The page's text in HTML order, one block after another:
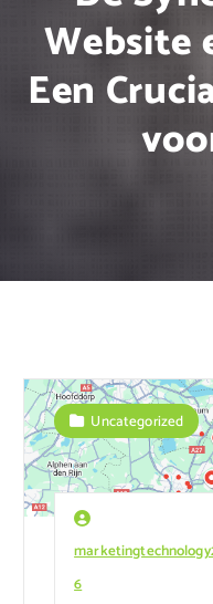
Website
Een
6
Uncategorized